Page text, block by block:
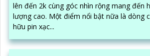
lên đến 2k cùng góc nhìn rộng mang đến
lượng cao. Một điểm nổi bật nữa là dòng camera này sở
hữu pin xạc...